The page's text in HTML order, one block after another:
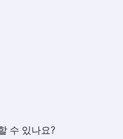
수 있나요?